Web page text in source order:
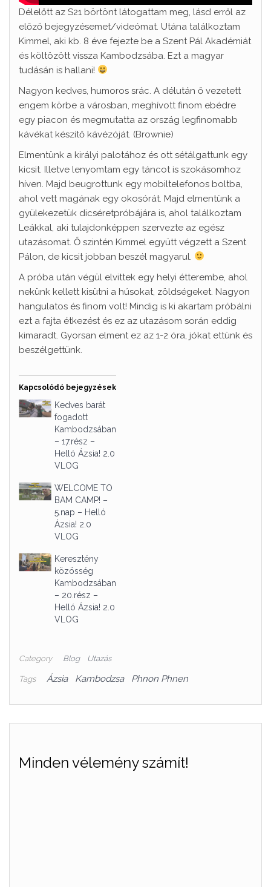
Délelőtt az S21 börtönt látogattam meg, lásd erről az
előző bejegyzésemet/videómat. Utána találkoztam
Kimmel, aki kb. 8 éve fejezte be a Szent Pál Akadémiát
és költözött vissza Kambodzsába. Ezt a magyar
tudásán is hallani!
Nagyon kedves, humoros srác. A délután ő vezetett
engem körbe a városban, meghívott finom ebédre
egy piacon és megmutatta az ország legfinomabb
kávékat készítő kávézóját. (Brownie)
Elmentünk a királyi palotához és ott sétálgattunk egy
kicsit. Illetve lenyomtam egy táncot is szokásomhoz
híven. Majd beugrottunk egy mobiltelefonos boltba,
ahol vett magának egy okosórát. Majd elmentünk a
gyülekezetük dicséretpróbájára is, ahol találkoztam
Leákkal, aki tulajdonképpen szervezte az egész
utazásomat. Ő szintén Kimmel együtt végzett a Szent
Pálon, de kicsit jobban beszél magyarul.
A próba után végül elvittek egy helyi étterembe, ahol
nekünk kellett kisütni a húsokat, zöldségeket. Nagyon
hangulatos és finom volt! Mindig is ki akartam próbálni
ezt a fajta étkezést és ez az utazásom során eddig
kimaradt. Gyorsan elment ez az 1-2 óra, jókat ettünk és
beszélgettünk.
Kapcsolódó bejegyzések
Kedves barát
fogadott
Kambodzsában
– 17.rész –
Helló Ázsia! 2.0
VLOG
WELCOME TO
BAM CAMP! –
5.nap – Helló
Ázsia! 2.0
VLOG
Keresztény
közösség
Kambodzsában
– 20.rész –
Helló Ázsia! 2.0
VLOG
Category Blog Utazás
Tags Ázsia Kambodzsa Phnon Phnen
Minden vélemény számít!